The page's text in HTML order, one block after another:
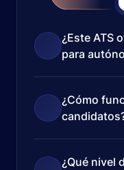
¿Este ATS
para
¿Cómo
¿Qué nivel